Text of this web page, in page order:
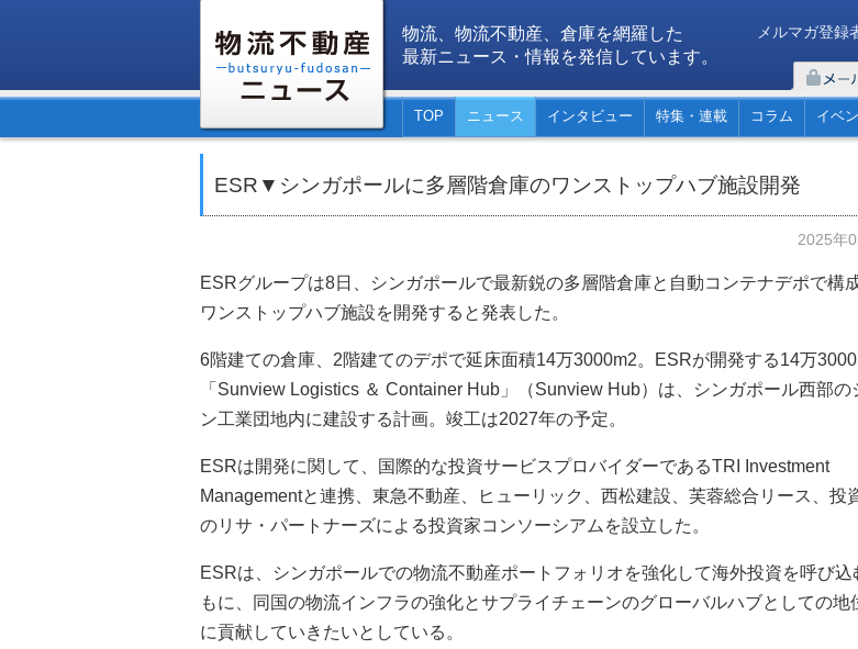
物流、物流不動産、倉庫を網羅した
最新ニュース・情報を発信しています。
メルマガ登録
TOP ニュース インタビュー 特集・連載 コラム イベ
ESR▼シンガポールに多層階倉庫のワンストップハブ施設開発
2025年
ESRグループは8日、シンガポールで最新鋭の多層階倉庫と自動コンテナデポで構
ワンストップハブ施設を開発すると発表した。
6階建ての倉庫、2階建てのデポで延床面積14万3000m2。ESRが開発する14万
「Sunview Logistics ＆ Container Hub」（Sunview Hub）は、シンガポール西部の
ン工業団地内に建設する計画。竣工は2027年の予定。
ESRは開発に関して、国際的な投資サービスプロバイダーであるTRI Investment
Managementと連携、東急不動産、ヒューリック、西松建設、芙蓉総合リース、投
のリサ・パートナーズによる投資家コンソーシアムを設立した。
ESRは、シンガポールでの物流不動産ポートフォリオを強化して海外投資を呼び込
もに、同国の物流インフラの強化とサプライチェーンのグローバルハブとしての地
に貢献していきたいとしている。